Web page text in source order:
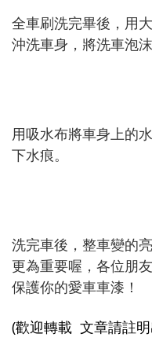
全車刷洗完畢後，用
沖洗車身，將洗車泡沫
用吸水布將車身上的
下水痕。
洗完車後，整車變的
更為重要喔，各位朋
保護你的愛車車漆！
(歡迎轉載 文章請註